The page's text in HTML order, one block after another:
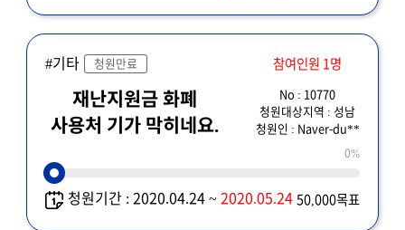
#기타 청원만료 참여인원 1명
재난지원금 화폐
사용처 기가 막히네요.
No : 10770
청원대상지역 : 성남
청원인 : Naver-du**
0%
청원기간 : 2020.04.24 ~2020.05.24 50,000목표